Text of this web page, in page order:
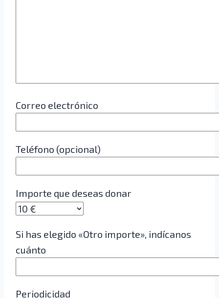
Correo electrónico
Teléfono (opcional)
Importe que deseas donar
Si has elegido «Otro importe», indícanos
cuánto
Periodicidad